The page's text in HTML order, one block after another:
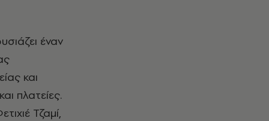
έναν
και
πλατείες.
Τζαμί,